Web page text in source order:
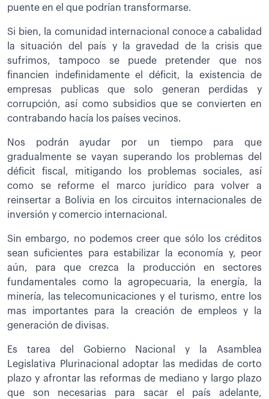
puente en el que podrían transformarse.
Si bien, la comunidad internacional conoce a cabalidad
la situación del país y la gravedad de la crisis que
sufrimos, tampoco se puede pretender que nos
financien indefinidamente el déficit, la existencia de
empresas publicas que solo generan perdidas y
corrupción, así como subsidios que se convierten en
contrabando hacía los países vecinos.
Nos podrán ayudar por un tiempo para que
gradualmente se vayan superando los problemas del
déficit fiscal, mitigando los problemas sociales, así
como se reforme el marco jurídico para volver a
reinsertar a Bolivia en los circuitos internacionales de
inversión y comercio internacional.
Sin embargo, no podemos creer que sólo los créditos
sean suficientes para estabilizar la economía y, peor
aún, para que crezca la producción en sectores
fundamentales como la agropecuaria, la energía, la
minería, las telecomunicaciones y el turismo, entre los
mas importantes para la creación de empleos y la
generación de divisas.
Es tarea del Gobierno Nacional y la Asamblea
Legislativa Plurinacional adoptar las medidas de corto
plazo y afrontar las reformas de mediano y largo plazo
que son necesarias para sacar el país adelante,